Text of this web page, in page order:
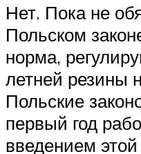
Нет. Пока не
Польском
норма,
летней резины
Польские
первый год
введением